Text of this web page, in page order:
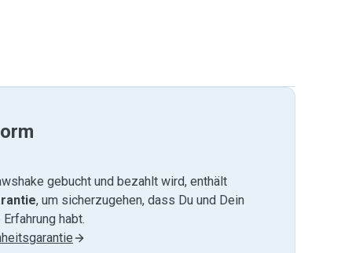
gebucht und bezahlt wird, enthält
, um sicherzugehen, dass Du und Dein
habt.